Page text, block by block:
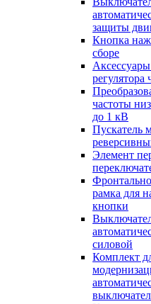
защиты
Кнопка
сборе
регулятора
частоты
до 1 кВ
Пускатель
Элемент
рамка для
кнопки
силовой
Комплект